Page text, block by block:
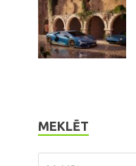
MEKLĒT